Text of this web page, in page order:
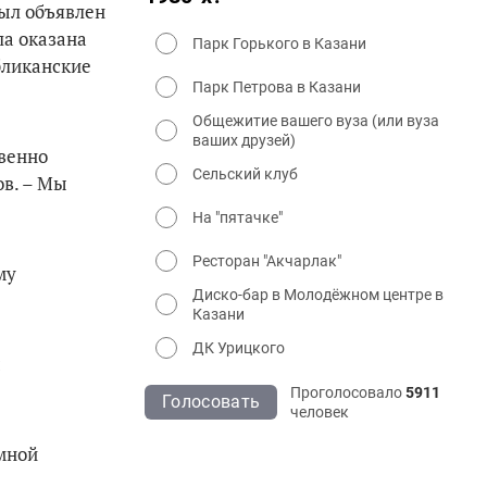
объявлен
оказана
– Мы
Парк Горького в Казани
Парк Петрова в Казани
Общежитие вашего вуза (или вуза
ваших друзей)
Сельский клуб
На "пятачке"
Ресторан "Акчарлак"
Диско-бар в Молодёжном центре в
Казани
ДК Урицкого
Голосовать Проголосовало5911
человек